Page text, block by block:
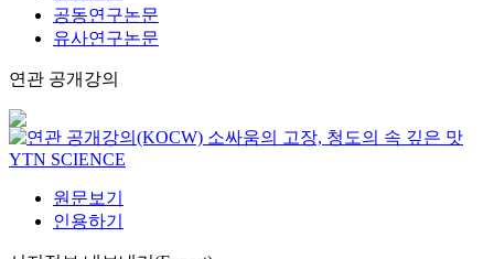
공동연구논문
유사연구논문
연관 공개강의
소싸움의 고장, 청도의 속 깊은 맛
YTN SCIENCE
원문보기
인용하기